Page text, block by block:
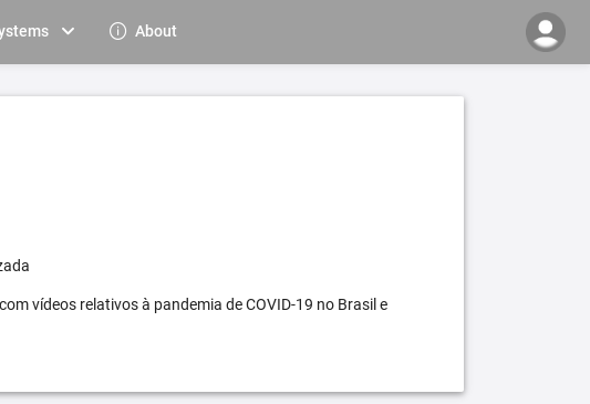
About
vídeos relativos à pandemia de COVID-19 no Brasil e